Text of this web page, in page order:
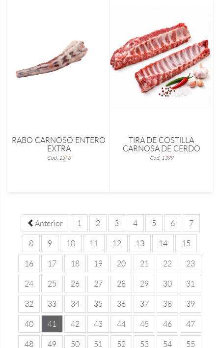
RABO CARNOSO ENTERO
EXTRA
Cod. 1398
TIRA DE COSTILLA
CARNOSA DE CERDO
Cod. 1399
Anterior 1 2 3 4 5 6
7
8
9 10 11 12 13 14
15
16
17 18 19 20 21 22
23
24
25 26 27 28 29 30
31
32
33 34 35 36 37 38
39
40
41 42 43 44 45 46
47
48
49 50 51 52 53 54
55